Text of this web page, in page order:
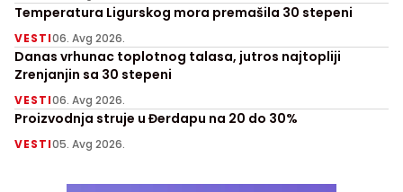
Temperatura Ligurskog mora premašila 30 stepeni
VESTI06. Avg 2026.
Danas vrhunac toplotnog talasa, jutros najtopliji
Zrenjanjin sa 30 stepeni
VESTI06. Avg 2026.
Proizvodnja struje u Đerdapu na 20 do 30%
VESTI05. Avg 2026.